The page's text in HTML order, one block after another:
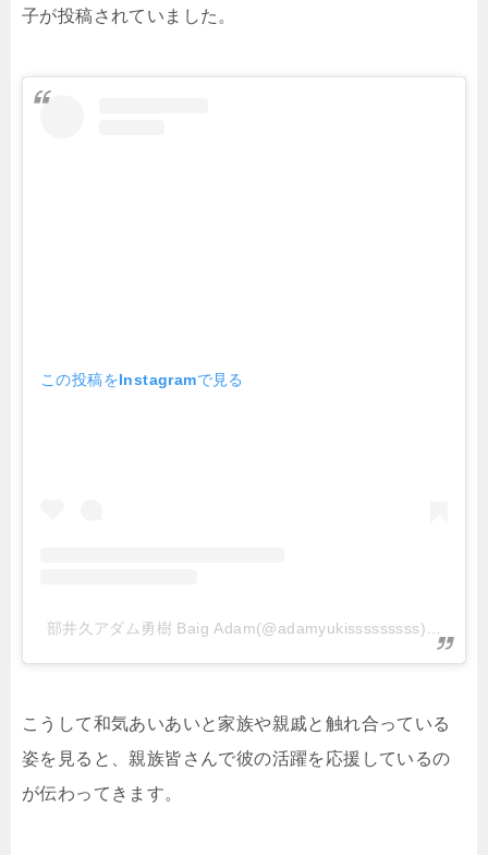
子が投稿されていました。
この投稿をInstagramで見る
部井久アダム勇樹 Baig Adam(@adamyukisssssssss)がシェ
こうして和気あいあいと家族や親戚と触れ合っている
姿を見ると、親族皆さんで彼の活躍を応援しているの
が伝わってきます。